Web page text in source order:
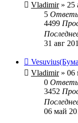
Vladimir» 25
5
4499
31 авг
Vladimir» 06
0
3452
06 май